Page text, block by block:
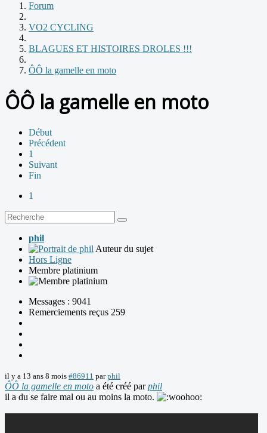
Forum
VO2 CYCLING
BLAGUES ET HISTOIRES DROLES !!!
ÔÔ la gamelle en moto
ÔÔ la gamelle en moto
Début
Précédent
1
Suivant
Fin
1
phil
Auteur du sujet
Hors Ligne
Membre platinium
Messages : 9041
Remerciements reçus 259
il y a 13 ans 8 mois #86911 parphil
ÔÔ la gamelle en moto a été créé parphil
il a du se faire mal ou au moins la moto.